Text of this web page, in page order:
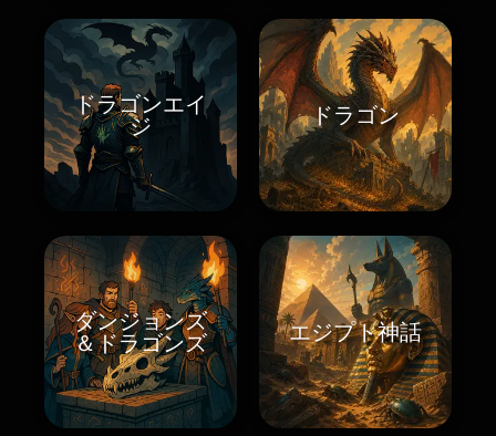
ドラゴンエイ
ジ
ドラゴン
ダンジョンズ
＆ドラゴンズ
エジプト神話